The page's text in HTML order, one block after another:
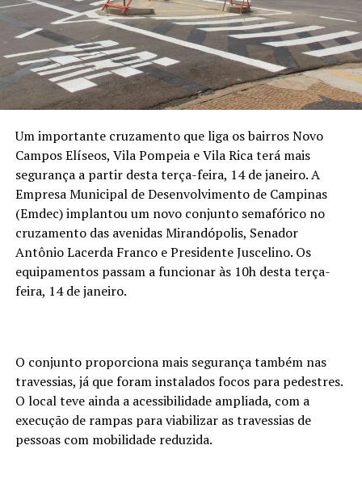
Um importante cruzamento que liga os bairros Novo
Campos Elíseos, Vila Pompeia e Vila Rica terá mais
segurança a partir desta terça-feira, 14 de janeiro. A
Empresa Municipal de Desenvolvimento de Campinas
(Emdec) implantou um novo conjunto semafórico no
cruzamento das avenidas Mirandópolis, Senador
Antônio Lacerda Franco e Presidente Juscelino. Os
equipamentos passam a funcionar às 10h desta terça-
feira, 14 de janeiro.
O conjunto proporciona mais segurança também nas
travessias, já que foram instalados focos para pedestres.
O local teve ainda a acessibilidade ampliada, com a
execução de rampas para viabilizar as travessias de
pessoas com mobilidade reduzida.